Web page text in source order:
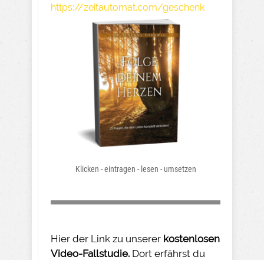
https://zeitautomat.com/geschenk
Klicken - eintragen - lesen - umsetzen
Hier der Link zu unserer kostenlosen
Video-Fallstudie. Dort erfährst du